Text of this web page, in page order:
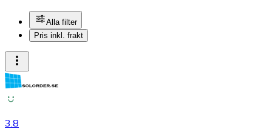
Alla filter
Pris inkl. frakt
3.8